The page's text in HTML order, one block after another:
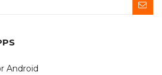
Android